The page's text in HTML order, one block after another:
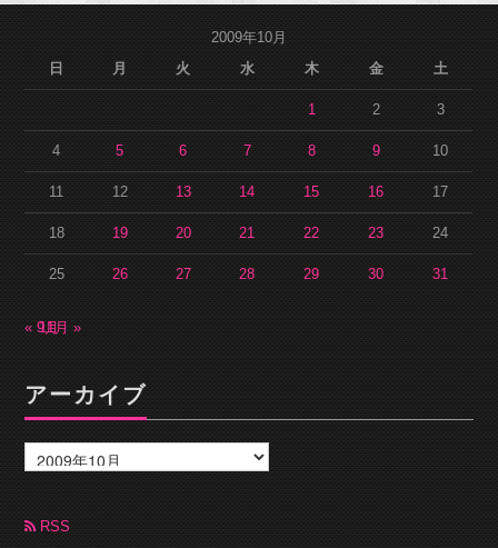
2009年10月
日
月 火 水 木 金 土
1 2 3
4 5 6 7 8 9 10
11 12 13 14 15 16 17
18 19 20 21 22 23 24
25 26 27 28 29 30 31
« 9月
11月 »
アーカイブ
ー
カ
ブ RSS